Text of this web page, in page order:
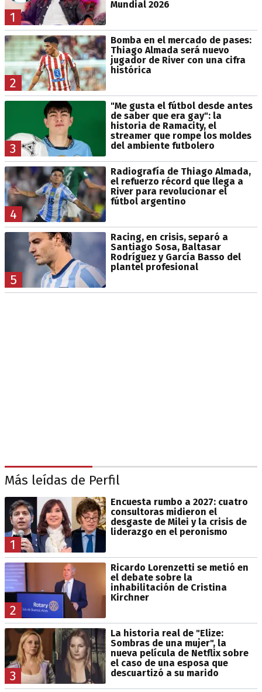
1
Mundial 2026
2
Bomba en el mercado de pases:
Thiago Almada será nuevo
jugador de River con una cifra
histórica
3
"Me gusta el fútbol desde antes
de saber que era gay": la
historia de Ramacity, el
streamer que rompe los moldes
del ambiente futbolero
4
Radiografía de Thiago Almada,
el refuerzo récord que llega a
River para revolucionar el
fútbol argentino
5
Racing, en crisis, separó a
Santiago Sosa, Baltasar
Rodríguez y García Basso del
plantel profesional
Más leídas de Perfil
1
Encuesta rumbo a 2027: cuatro
consultoras midieron el
desgaste de Milei y la crisis de
liderazgo en el peronismo
2
Ricardo Lorenzetti se metió en
el debate sobre la
inhabilitación de Cristina
Kirchner
3
La historia real de "Elize:
Sombras de una mujer", la
nueva película de Netflix sobre
el caso de una esposa que
descuartizó a su marido